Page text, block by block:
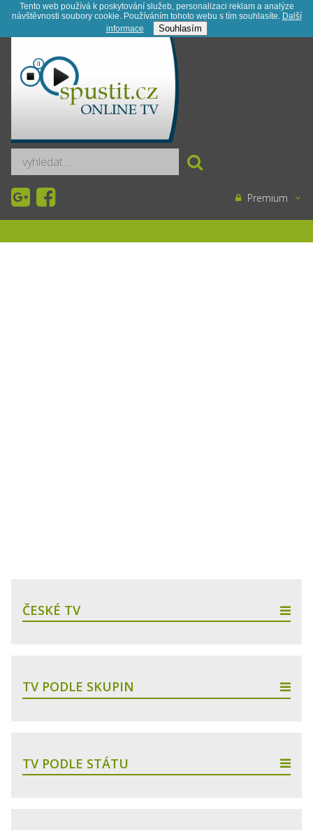
Tento web používá k poskytování služeb, personalizaci reklam a analýze
návštěvnosti soubory cookie. Používáním tohoto webu s tím souhlasíte. Další
informace­
Souhlasím
Registrace Kontakt Novinky
Premium
ČESKÉ TV
TV PODLE SKUPIN
TV PODLE STÁTU